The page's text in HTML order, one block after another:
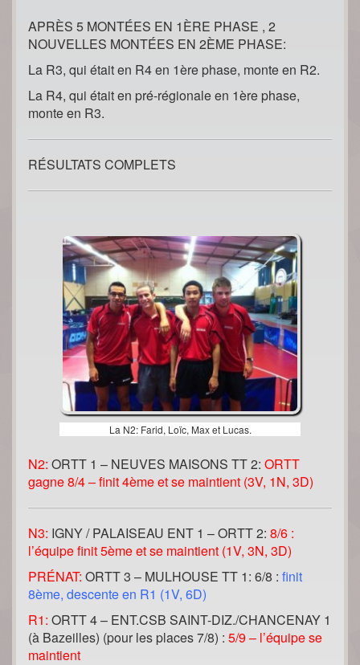
APRÈS 5 MONTÉES EN 1ÈRE PHASE , 2
NOUVELLES MONTÉES EN 2ÈME PHASE:
La R3, qui était en R4 en 1ère phase, monte en R2.
La R4, qui était en pré-régionale en 1ère phase,
monte en R3.
RÉSULTATS COMPLETS
La N2: Farid, Loïc, Max et Lucas.
N2: ORTT 1 – NEUVES MAISONS TT 2: ORTT
gagne 8/4 – finit 4ème et se maintient (3V, 1N, 3D)
N3: IGNY / PALAISEAU ENT 1 –ORTT 2: 8/6 :
l’équipe finit 5ème et se maintient (1V, 3N, 3D)
PRÉNAT: ORTT 3 – MULHOUSE TT 1: 6/8 : finit
8ème, descente en R1 (1V, 6D)
R1: ORTT 4 – ENT.CSB SAINT-DIZ./CHANCENAY 1
(à Bazeilles) (pour les places 7/8) : 5/9 – l’équipe se
maintient